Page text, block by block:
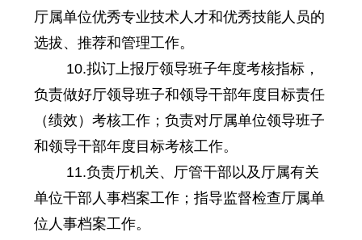
厅属单位优秀专业技术人才和优秀技能人员的
选拔、推荐和管理工作。
10.拟订上报厅领导班子年度考核指标，
负责做好厅领导班子和领导干部年度目标责任
（绩效）考核工作；负责对厅属单位领导班子
和领导干部年度目标考核工作。
11.负责厅机关、厅管干部以及厅属有关
单位干部人事档案工作；指导监督检查厅属单
位人事档案工作。